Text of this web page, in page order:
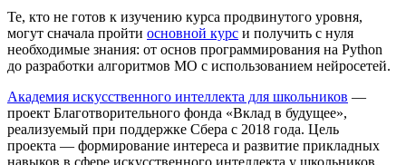
Те, кто не готов к изучению курса продвинутого уровня,
могут сначала пройти основной курс и получить с нуля
необходимые знания: от основ программирования на Python
до разработки алгоритмов МО с использованием нейросетей.
Академия искусственного интеллекта для школьников —
проект Благотворительного фонда «Вклад в будущее»,
реализуемый при поддержке Сбера с 2018 года. Цель
проекта — формирование интереса и развитие прикладных
навыков в сфере искусственного интеллекта у школьников.